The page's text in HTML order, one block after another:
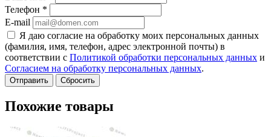
Телефон *
E-mail
Я даю согласие на обработку моих персональных данных
(фамилия, имя, телефон, адрес электронной почты) в
соответствии с Политикой обработки персональных данных и
Согласием на обработку персональных данных.
Сбросить
Похожие товары